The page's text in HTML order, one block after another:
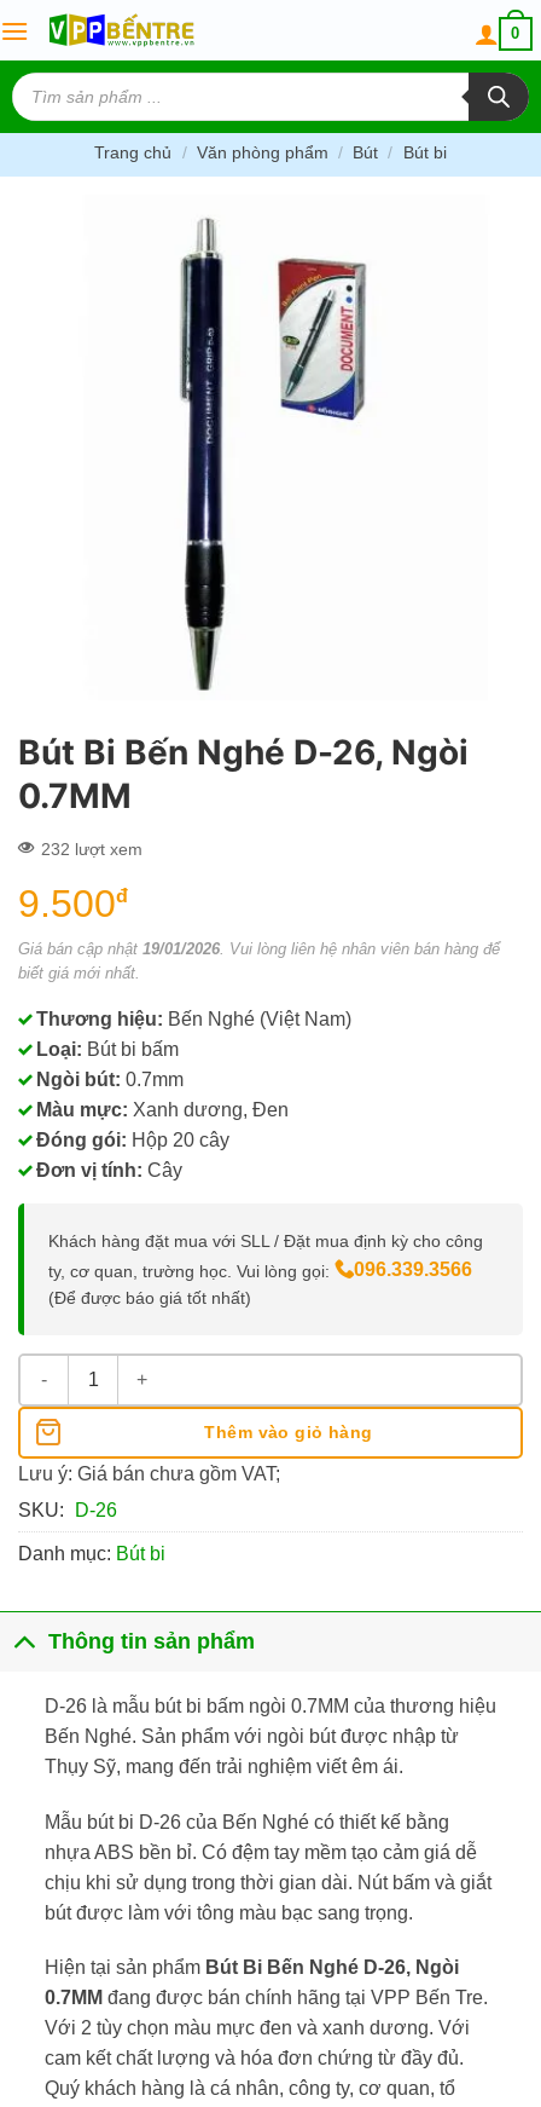
to
content
0
Tìm
kiếm
sản
phẩm
Trang chủ / Văn phòng phẩm / Bút / Bút bi
Bút Bi Bến Nghé D-26, Ngòi
0.7MM
232 lượt xem
9.500đ
Giá bán cập nhật 19/01/2026 . Vui lòng liên hệ nhân viên bán hàng để
biết giá mới nhất.
Thương hiệu: Bến Nghé (Việt Nam)
Loại: Bút bi bấm
Ngòi bút: 0.7mm
Màu mực: Xanh dương, Đen
Đóng gói: Hộp 20 cây
Đơn vị tính: Cây
Khách hàng đặt mua với SLL / Đặt mua định kỳ cho công
ty, cơ quan, trường học. Vui lòng gọi:
096.339.3566
(Để được báo giá tốt nhất)
Bút Bi Bến Nghé D-26, Ngòi 0.7MM số lượng
Thêm vào giỏ hàng
Lưu ý: Giá bán chưa gồm VAT;
SKU:
D-26
Danh mục: Bút bi
Thông tin sản phẩm
D-26 là mẫu bút bi bấm ngòi 0.7MM của thương hiệu
Bến Nghé. Sản phẩm với ngòi bút được nhập từ
Thụy Sỹ, mang đến trải nghiệm viết êm ái.
Mẫu bút bi D-26 của Bến Nghé có thiết kế bằng
nhựa ABS bền bỉ. Có đệm tay mềm tạo cảm giá dễ
chịu khi sử dụng trong thời gian dài. Nút bấm và giắt
bút được làm với tông màu bạc sang trọng.
Hiện tại sản phẩm Bút Bi Bến Nghé D-26, Ngòi
0.7MM đang được bán chính hãng tại VPP Bến Tre.
Với 2 tùy chọn màu mực đen và xanh dương. Với
cam kết chất lượng và hóa đơn chứng từ đầy đủ.
Quý khách hàng là cá nhân, công ty, cơ quan, tổ